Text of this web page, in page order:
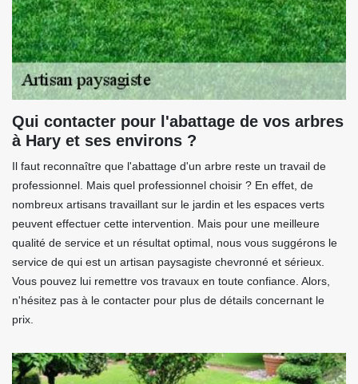
Qui contacter pour l'abattage de vos arbres
à Hary et ses environs ?
Il faut reconnaître que l'abattage d'un arbre reste un travail de
professionnel. Mais quel professionnel choisir ? En effet, de
nombreux artisans travaillant sur le jardin et les espaces verts
peuvent effectuer cette intervention. Mais pour une meilleure
qualité de service et un résultat optimal, nous vous suggérons le
service de qui est un artisan paysagiste chevronné et sérieux.
Vous pouvez lui remettre vos travaux en toute confiance. Alors,
n'hésitez pas à le contacter pour plus de détails concernant le
prix.